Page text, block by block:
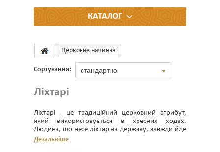
КАТАЛОГ
Церковне начиння
Сортування: стандартно
Ліхтарі
Ліхтарі - це традиційний церковний атрибут,
який використовується в хресних ходах.
Людина, що несе ліхтар на держаку, завжди йде
попереду хресного ходу.
Детальніше